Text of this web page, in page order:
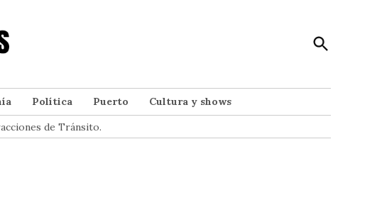
Open
Search
Política Puerto
Cultura y shows
de Tránsito.